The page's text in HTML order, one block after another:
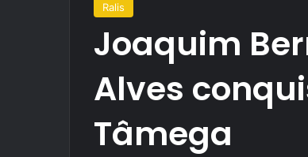
Ralis
Joaquim
Alves
Tâmega